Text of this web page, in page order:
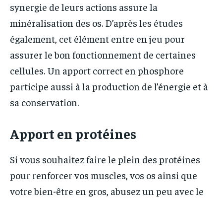
synergie de leurs actions assure la
minéralisation des os. D’après les études
également, cet élément entre en jeu pour
assurer le bon fonctionnement de certaines
cellules. Un apport correct en phosphore
participe aussi à la production de l’énergie et à
sa conservation.
Apport en protéines
Si vous souhaitez faire le plein des protéines
pour renforcer vos muscles, vos os ainsi que
votre bien-être en gros, abusez un peu avec le